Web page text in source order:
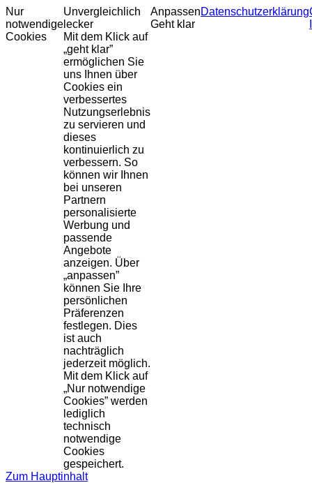
Nur
notwendige
Cookies
Unvergleichlich
lecker
Mit dem Klick auf
„geht klar”
ermöglichen Sie
uns Ihnen über
Cookies ein
verbessertes
Nutzungserlebnis
zu servieren und
dieses
kontinuierlich zu
verbessern. So
können wir Ihnen
bei unseren
Partnern
personalisierte
Werbung und
passende
Angebote
anzeigen. Über
„anpassen”
können Sie Ihre
persönlichen
Präferenzen
festlegen. Dies
ist auch
nachträglich
jederzeit möglich.
Mit dem Klick auf
„Nur notwendige
Cookies” werden
lediglich
technisch
notwendige
Cookies
gespeichert.
Anpassen
Geht klar
Datenschutzerklärung
Zum Hauptinhalt